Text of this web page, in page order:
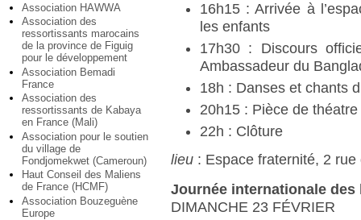
Association HAWWA
Association des
ressortissants marocains
de la province de Figuig
pour le développement
Association Bemadi
France
Association des
ressortissants de Kabaya
en France (Mali)
Association pour le soutien
du village de
Fondjomekwet (Cameroun)
Haut Conseil des Maliens
de France (HCMF)
Association Bouzeguène
Europe
16h15 : Arrivée à
les enfants
17h30 : Discours
Ambassadeur du
18h : Danses et chants
20h15 : Pièce de
22h : Clôture
lieu : Espace fraternité, 2
Journée internationale des
DIMANCHE 23 FÉVRIER